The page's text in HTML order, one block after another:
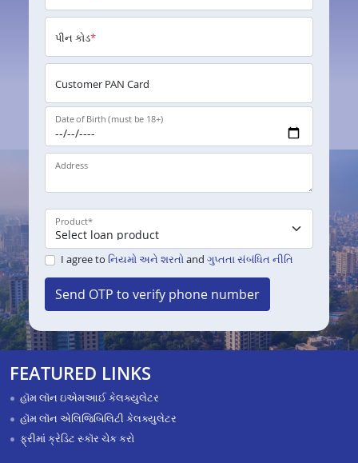
પીન કોડ*
Customer PAN Card
Date of Birth (must be 18+)
Address
Product*
I agree to નિયમો અને શરતોand ગુપ્તતા સંબંધિત નીતિ
Send OTP to verify phone number
FEATURED LINKS
હૉમ લૉન ઇએમઆઈ કેલક્યુલેટર
હૉમ લૉન એલિજિબિલિટી કેલક્યુલેટર
ફ્રીમાં ક્રેડિટ સ્કૉર ચેક કરો